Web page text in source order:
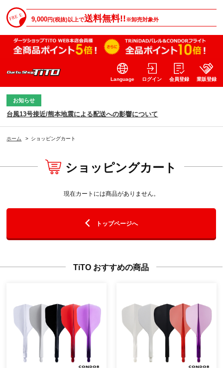
9,000円(税抜)以上で送料無料!!※卸売対象外
Language ログイン 会員登録 業販登録
お知らせ
台風13号接近/熊本地震による配送への影響について
ホーム > ショッピングカート
ショッピングカート
現在カートには商品がありません。
トップページへ
TiTO おすすめの商品